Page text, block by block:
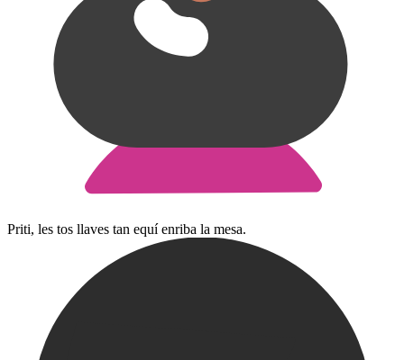
Priti, les tos llaves tan equí enriba la mesa.